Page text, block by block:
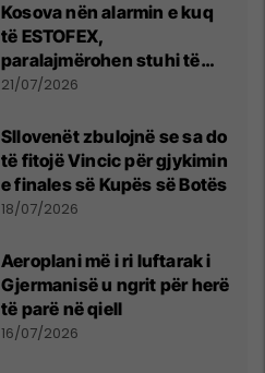
Kosova nën alarmin e kuq
të ESTOFEX,
paralajmërohen stuhi të
fuqishme me breshër dhe
21/07/2026
Sllovenët zbulojnë se sa do
të fitojë Vincic për gjykimin
e finales së Kupës së Botës
18/07/2026
Aeroplani më i ri luftarak i
Gjermanisë u ngrit për herë
të parë në qiell
16/07/2026